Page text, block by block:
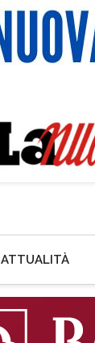
ATTUALITÀ